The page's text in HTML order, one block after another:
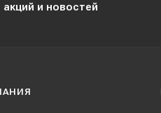
акций и новостей